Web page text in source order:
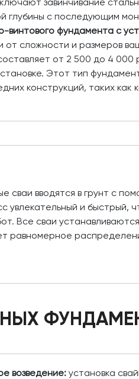
глубины с последующим
винтового фундамента с
от сложности и размеров
от 2 500 до 4 000
Этот тип
конструкций, таких
сваи вводятся в грунт с
увлекательный и быстрый,
Все сваи
равномерное
возведение: установка